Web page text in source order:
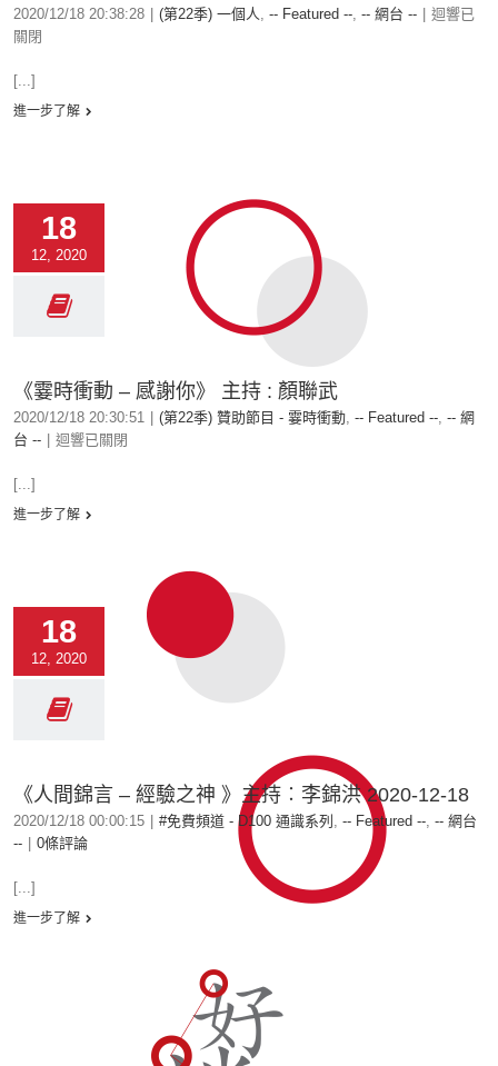
2020/12/18 20:38:28 (第22季) 一個人, -- Featured --, -- 網台 --
迴響已
關閉
[...]
進一步了解
18
12, 2020
《霎時衝動 – 感謝你》 主持 : 顏聯武
2020/12/18 20:30:51 (第22季) 贊助節目 - 霎時衝動, -- Featured --, -- 網
台 --
迴響已關閉
[...]
進一步了解
18
12, 2020
《人間錦言 – 經驗之神 》主持︰李錦洪 2020-12-18
2020/12/18 00:00:15 #免費頻道 - D100 通識系列 , -- Featured --, -- 網台
--
0條評論
[...]
進一步了解